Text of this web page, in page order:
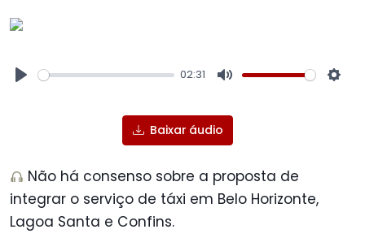
02:31
Baixar áudio
Não há consenso sobre a proposta de
integrar o serviço de táxi em Belo Horizonte,
Lagoa Santa e Confins.